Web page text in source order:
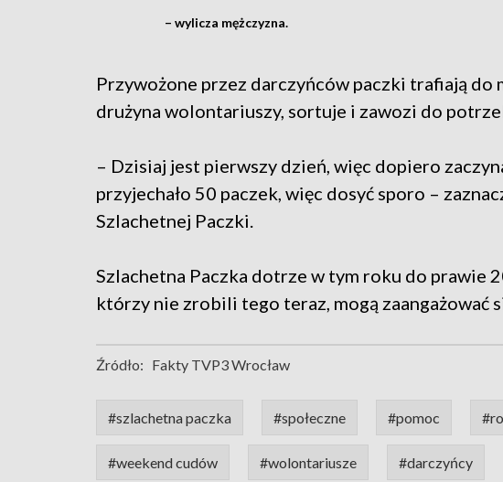
– wylicza mężczyzna.
Przywożone przez darczyńców paczki trafiają do
drużyna wolontariuszy, sortuje i zawozi do
– Dzisiaj jest pierwszy dzień, więc dopiero
przyjechało 50 paczek, więc dosyć sporo –
Szlachetnej Paczki.
Szlachetna Paczka dotrze w tym roku do prawie
którzy nie zrobili tego teraz, mogą zaangażować
Źródło: Fakty TVP3 Wrocław
#szlachetna paczka #społeczne #pomoc
#weekend cudów #wolontariusze #darczyńcy